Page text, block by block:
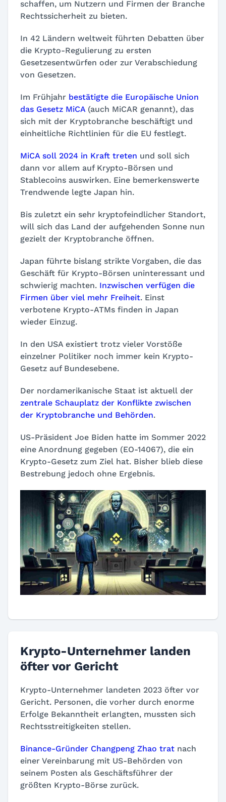
schaffen, um Nutzern und Firmen der Branche
Rechtssicherheit zu bieten.
In 42 Ländern weltweit führten Debatten über
die Krypto-Regulierung zu ersten
Gesetzesentwürfen oder zur Verabschiedung
von Gesetzen.
Im Frühjahr bestätigte die Europäische Union
das Gesetz MiCA(auch MiCAR genannt), das
sich mit der Kryptobranche beschäftigt und
einheitliche Richtlinien für die EU festlegt.
MiCA soll 2024 in Kraft treten und soll sich
dann vor allem auf Krypto-Börsen und
Stablecoins auswirken. Eine bemerkenswerte
Trendwende legte Japan hin.
Bis zuletzt ein sehr kryptofeindlicher Standort,
will sich das Land der aufgehenden Sonne nun
gezielt der Kryptobranche öffnen.
Japan führte bislang strikte Vorgaben, die das
Geschäft für Krypto-Börsen uninteressant und
schwierig machten. Inzwischen verfügen die
Firmen über viel mehr Freiheit. Einst
verbotene Krypto-ATMs finden in Japan
wieder Einzug.
In den USA existiert trotz vieler Vorstöße
einzelner Politiker noch immer kein Krypto-
Gesetz auf Bundesebene.
Der nordamerikanische Staat ist aktuell der
zentrale Schauplatz der Konflikte zwischen
der Kryptobranche und Behörden.
US-Präsident Joe Biden hatte im Sommer 2022
eine Anordnung gegeben (EO-14067), die ein
Krypto-Gesetz zum Ziel hat. Bisher blieb diese
Bestrebung jedoch ohne Ergebnis.
Krypto-Unternehmer landen
öfter vor Gericht
Krypto-Unternehmer landeten 2023 öfter vor
Gericht. Personen, die vorher durch enorme
Erfolge Bekanntheit erlangten, mussten sich
Rechtsstreitigkeiten stellen.
Binance-Gründer Changpeng Zhao trat nach
einer Vereinbarung mit US-Behörden von
seinem Posten als Geschäftsführer der
größten Krypto-Börse zurück.